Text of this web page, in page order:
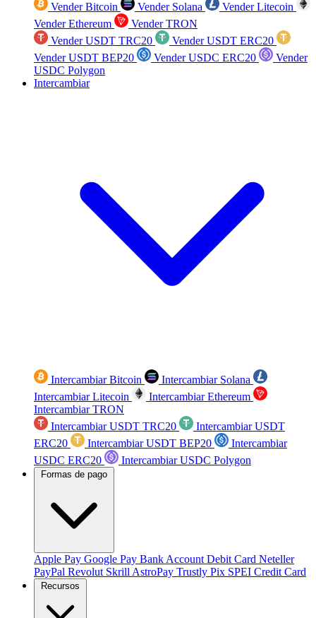
Vender Bitcoin Vender Solana
Vender Litecoin
Vender Ethereum
Vender TRON
Vender USDT TRC20
Vender USDT ERC20
Vender USDT BEP20
Vender USDC ERC20
Vender
USDC Polygon
Intercambiar
Intercambiar Bitcoin
Intercambiar Solana
Intercambiar Litecoin
Intercambiar Ethereum
Intercambiar TRON
Intercambiar USDT TRC20
Intercambiar USDT
ERC20
Intercambiar USDT BEP20
Intercambiar
USDC ERC20
Intercambiar USDC Polygon
Formas de pago
Apple Pay Google Pay Bank Account Debit Card Neteller
PayPal Revolut Skrill AstroPay Trustly Pix SPEI Credit Card
Recursos